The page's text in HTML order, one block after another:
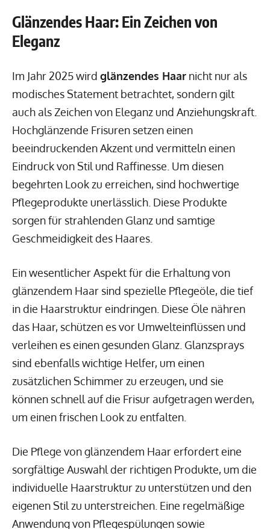
Glänzendes Haar: Ein Zeichen von
Eleganz
Im Jahr 2025 wird glänzendes Haar nicht nur als
modisches Statement betrachtet, sondern gilt
auch als Zeichen von Eleganz und Anziehungskraft.
Hochglänzende Frisuren setzen einen
beeindruckenden Akzent und vermitteln einen
Eindruck von Stil und Raffinesse. Um diesen
begehrten Look zu erreichen, sind hochwertige
Pflegeprodukte unerlässlich. Diese Produkte
sorgen für strahlenden Glanz und samtige
Geschmeidigkeit des Haares.
Ein wesentlicher Aspekt für die Erhaltung von
glänzendem Haar sind spezielle Pflegeöle, die tief
in die Haarstruktur eindringen. Diese Öle nähren
das Haar, schützen es vor Umwelteinflüssen und
verleihen es einen gesunden Glanz. Glanzsprays
sind ebenfalls wichtige Helfer, um einen
zusätzlichen Schimmer zu erzeugen, und sie
können schnell auf die Frisur aufgetragen werden,
um einen frischen Look zu entfalten.
Die Pflege von glänzendem Haar erfordert eine
sorgfältige Auswahl der richtigen Produkte, um die
individuelle Haarstruktur zu unterstützen und den
eigenen Stil zu unterstreichen. Eine regelmäßige
Anwendung von Pflegespülungen sowie